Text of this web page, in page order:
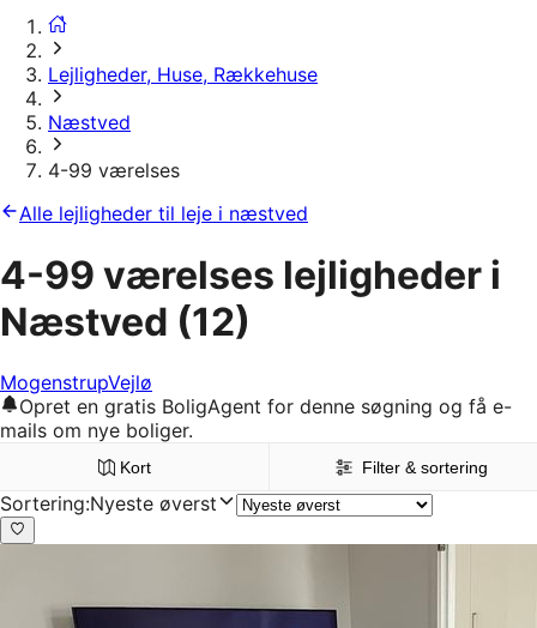
Lejligheder, Huse, Rækkehuse
Næstved
4-99 værelses
Alle lejligheder til leje i næstved
4-99 værelses lejligheder i
Næstved (12)
MogenstrupVejlø
Opret en gratis BoligAgent for denne søgning og få e-
mails om nye boliger.
Kort Filter & sortering
Sortering:Nyeste øverst